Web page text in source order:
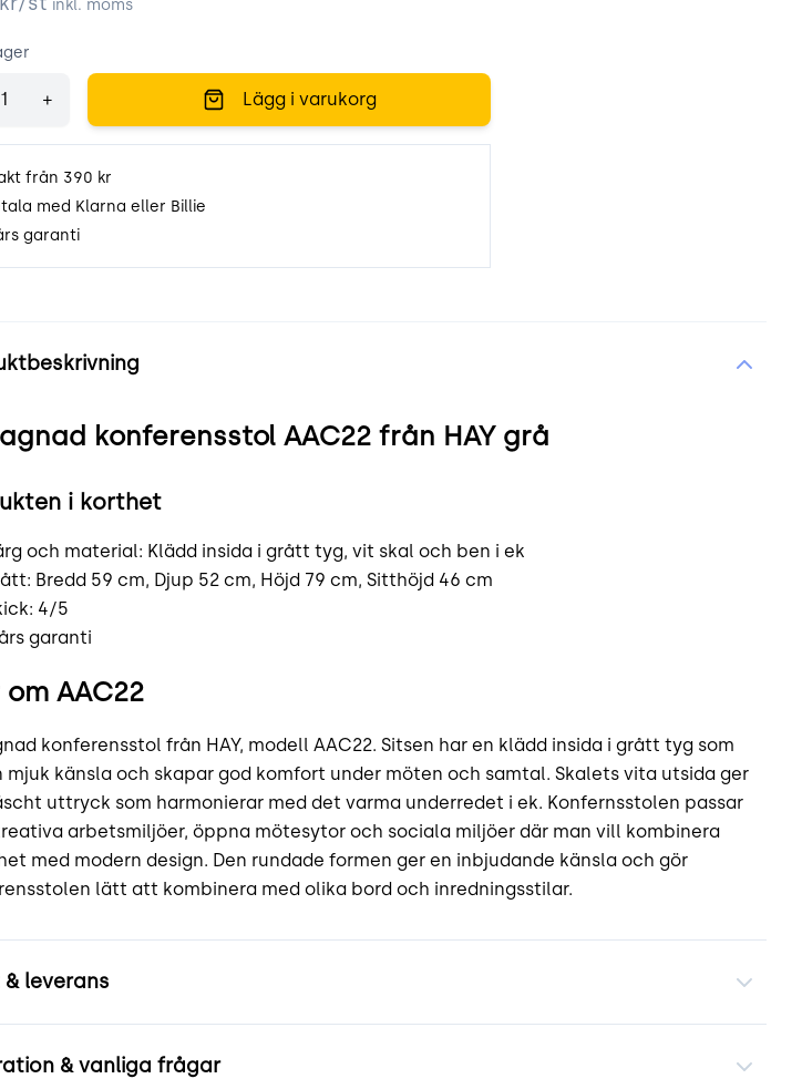
inkl. moms
+ Lägg i varukorg
från 390 kr
med Klarna eller Billie
garanti
konferensstol AAC22 från HAY grå
i korthet
och material: Klädd insida i grått tyg, vit skal och ben i ek
Bredd 59 cm, Djup 52 cm, Höjd 79 cm, Sitthöjd 46 cm
4/5
garanti
om AAC22
konferensstol från HAY, modell AAC22. Sitsen har en klädd insida i grått tyg som
mjuk känsla och skapar god komfort under möten och samtal. Skalets vita utsida ger
uttryck som harmonierar med det varma underredet i ek. Konfernsstolen passar
arbetsmiljöer, öppna mötesytor och sociala miljöer där man vill kombinera
med modern design. Den rundade formen ger en inbjudande känsla och gör
lätt att kombinera med olika bord och inredningsstilar.
& leverans
& vanliga frågar